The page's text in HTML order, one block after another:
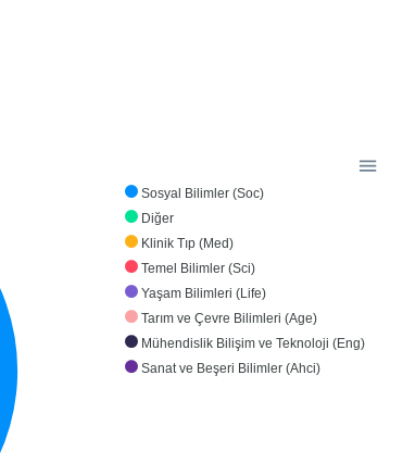
Sosyal Bilimler (Soc)
Diğer
Klinik Tıp (Med)
Temel Bilimler (Sci)
Yaşam Bilimleri (Life)
Tarım ve Çevre Bilimleri (Age)
Mühendislik Bilişim ve Teknoloji (Eng)
Sanat ve Beşeri Bilimler (Ahci)